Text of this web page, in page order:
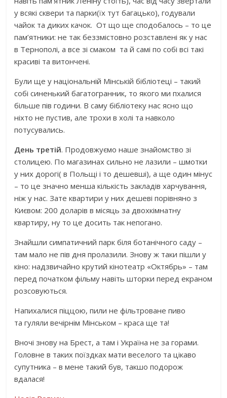
у всякі сквери та парки(їх тут багацько), годували
чайок та диких качок. От що ще сподобалось – то це
пам’ятники: не так беззмістовно розставлені як у нас
в Тернополі, а все зі смаком та й самі по собі всі такі
красиві та витончені.
Були ще у національній Мінській бібліотеці – такий
собі синенький багатогранник, то якого ми пхалися
більше пів години. В саму бібліотеку нас ясно що
ніхто не пустив, але трохи в холі та навколо
потусувались.
День третій. Продовжуємо наше знайомство зі
столицею. По магазинах сильно не лазили – шмотки
у них дорогі( в Польщі і то дешевші), а ще один мінус
– то це значно менша кількість закладів харчування,
ніж у нас. Зате квартири у них дешеві порівняно з
Києвом: 200 доларів в місяць за двохкімнатну
квартиру, ну то це досить так непогано.
Знайшли симпатичний парк біля ботанічного саду –
там мало не пів дня пролазили. Знову ж таки пішли у
кіно: надзвичайно крутий кінотеатр «Октябрь» – там
перед початком фільму навіть шторки перед екраном
розсовуються.
Напихалися піццою, пили не фільтроване пиво
та гуляли вечірнім Мінськом – краса ще та!
Вночі знову на Брест, а там і Україна не за горами.
Головне в таких поїздках мати веселого та цікаво
супутника – в мене такий був, такшо подорож
вдалася!